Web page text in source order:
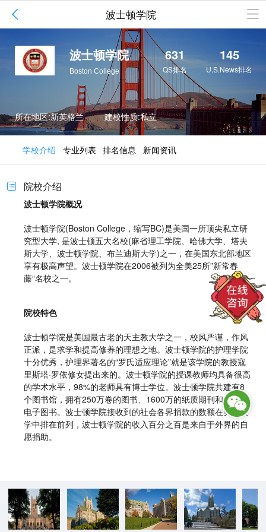
 波士顿学院
波士顿学院
Boston College
631
QS排名
145
U.S.News排名
所在地区:新英格兰 建校性质:私立
学校介绍 专业列表 排名信息 新闻资讯
 院校介绍
波士顿学院概况
波士顿学院(Boston College，缩写BC)是美国一所顶尖私立研
究型大学, 是波士顿五大名校(麻省理工学院、哈佛大学、塔夫
斯大学、波士顿学院、布兰迪斯大学)之一，在美国东北部地区
享有极高声望。波士顿学院在2006被列为全美25所”新常春
藤“名校之一。
院校特色
波士顿学院是美国最古老的天主教大学之一，校风严谨，作风
正派，是求学和提高修养的理想之地。 波士顿学院的护理学院
十分优秀，护理界著名的“罗氏适应理论”就是该学院的教授寇
里斯塔·罗依修女提出来的。 波士顿学院的授课教师均具备很高
的学术水平，98%的老师具有博士学位。波士顿学院共建有8
个图书馆，拥有250万卷的图书、1600万的纸质期刊和30万的
电子图书。 波士顿学院接收到的社会各界捐款的数额在美国大
学中排在前列，波士顿学院的收入百分之百是来自于外界的自
愿捐助。